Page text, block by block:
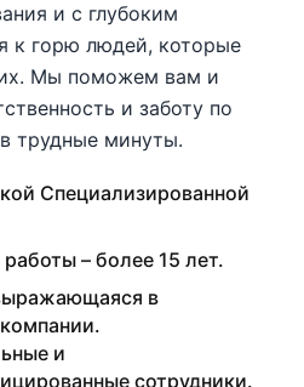
и с глубоким
к горю людей, которые
Мы поможем вам и
и заботу по
трудные минуты.
Специализированной
– более 15 лет.
в
и
сотрудники.